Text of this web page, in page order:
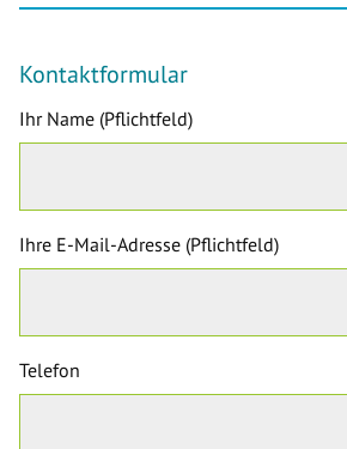
Kontaktformular
Ihr Name (Pflichtfeld)
Ihre E-Mail-Adresse (Pflichtfeld)
Telefon